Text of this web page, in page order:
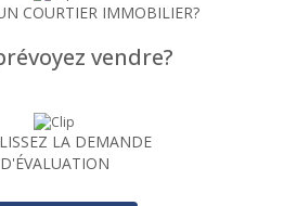
COURTIER IMMOBILIER?
vendre?
LA DEMANDE
D'ÉVALUATION